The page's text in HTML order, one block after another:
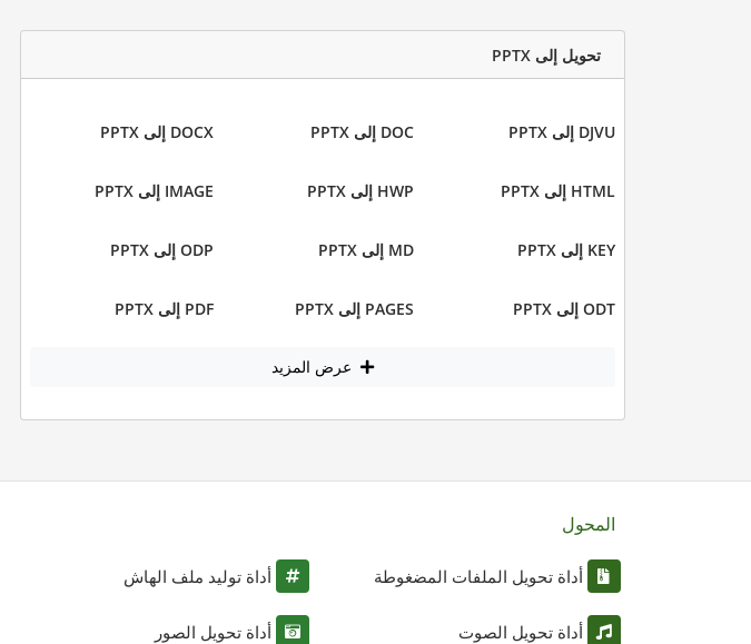
تحويل إلى PPTX
DJVU إلى PPTX DOC إلى PPTX DOCX إلى PPTX
HTML إلى PPTX HWP إلى PPTX IMAGE إلى PPTX
KEY إلى PPTX MD إلى PPTX ODP إلى PPTX
ODT إلى PPTX PAGES إلى PPTX PDF إلى PPTX
عرض المزيد
المحول
أداة تحويل الملفات المضغوطة
أداة تحويل الصوت
أداة توليد ملف الهاش
أداة تحويل الصور